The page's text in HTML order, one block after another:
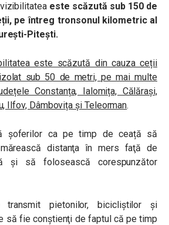
este scăzută sub 150 de
pe întreg tronsonul kilometric al
Pitești.
este scăzută din cauza ceții
sub 50 de metri, pe mai multe
Constanța, Ialomița, Călărași,
Ilfov, Dâmbovița și Teleorman.
șoferilor ca pe timp de ceață să
distanţa în mers faţă de
şi să folosească corespunzător
transmit pietonilor, bicicliștilor și
să fie conştienţi de faptul că pe timp